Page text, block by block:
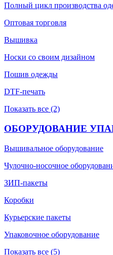
Полный цикл производства
Оптовая торговля
Вышивка
Носки со своим дизайном
Пошив одежды
DTF-печать
Показать все (2)
ОБОРУДОВАНИЕ
Вышивальное оборудование
Чулочно-носочное
ЗИП-пакеты
Коробки
Курьерские пакеты
Упаковочное оборудование
Показать все (5)